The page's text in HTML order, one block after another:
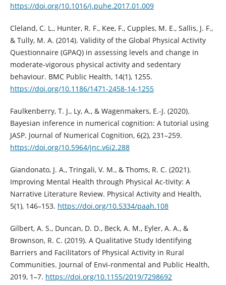
https://doi.org/10.1016/j.puhe.2017.01.009
Cleland, C. L., Hunter, R. F., Kee, F., Cupples, M. E., Sallis, J. F.,
& Tully, M. A. (2014). Validity of the Global Physical Activity
Questionnaire (GPAQ) in assessing levels and change in
moderate-vigorous physical activity and sedentary
behaviour. BMC Public Health, 14(1), 1255.
https://doi.org/10.1186/1471-2458-14-1255
Faulkenberry, T. J., Ly, A., & Wagenmakers, E.-J. (2020).
Bayesian inference in numerical cognition: A tutorial using
JASP. Journal of Numerical Cognition, 6(2), 231–259.
https://doi.org/10.5964/jnc.v6i2.288
Giandonato, J. A., Tringali, V. M., & Thoms, R. C. (2021).
Improving Mental Health through Physical Ac-tivity: A
Narrative Literature Review. Physical Activity and Health,
5(1), 146–153. https://doi.org/10.5334/paah.108
Gilbert, A. S., Duncan, D. D., Beck, A. M., Eyler, A. A., &
Brownson, R. C. (2019). A Qualitative Study Identifying
Barriers and Facilitators of Physical Activity in Rural
Communities. Journal of Envi-ronmental and Public Health,
2019, 1–7. https://doi.org/10.1155/2019/7298692